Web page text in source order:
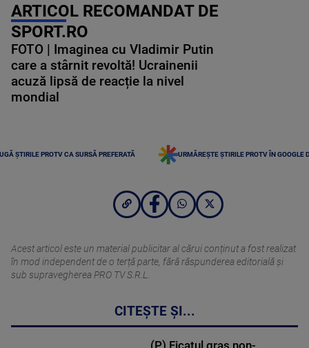
ARTICOL RECOMANDAT DE
SPORT.RO
FOTO | Imaginea cu Vladimir Putin
care a stârnit revoltă! Ucrainenii
acuză lipsă de reacție la nivel
mondial
ȘTIRILE PROTV CA SURSĂ PREFERATĂ URMĂREȘTE ȘTIRILE PROTV ÎN GOOGLE
Acest articol este un material publicitar al cărui conținut a fost realizat
în mod independent de o terță parte, fără răspunderea editorială şi
sub supravegherea PRO TV S.R.L.
CITEȘTE ȘI...
(P) Ficatul gras non-